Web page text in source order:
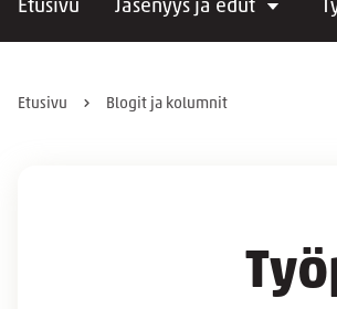
Etusivu Jäsenyys ja edut
Etusivu Blogit ja kolumnit